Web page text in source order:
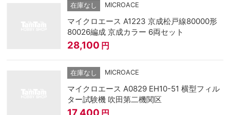
在庫なし MICROACE
マイクロエース A1223 京成松戸線80000形
80026編成 京成カラー 6両セット
28,100 円
在庫なし MICROACE
マイクロエース A0829 EH10-51 横型フィル
ター試験機 吹田第二機関区
17,400